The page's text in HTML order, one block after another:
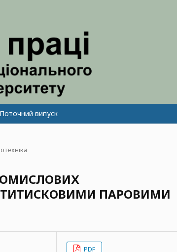
Поточний випуск
ПАРОВИМИ
PDF